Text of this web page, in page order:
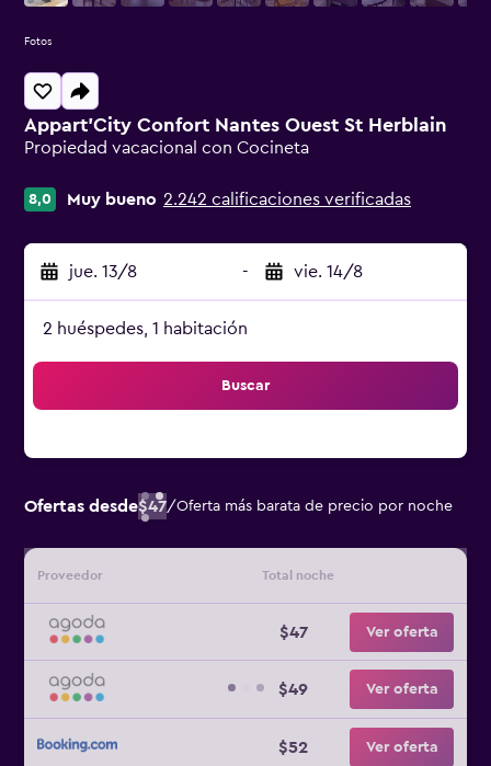
Appart'City Confort Nantes Ouest St Herblain
Propiedad vacacional con Cocineta
8,0 Muy bueno 2.242 calificaciones verificadas
jue. 13/8 - vie. 14/8
2 huéspedes, 1 habitación
Buscar
Ofertas desde$47/Oferta más barata de precio por noche
Proveedor Total noche
$47 Ver oferta
$49 Ver oferta
$52 Ver oferta
Fotos